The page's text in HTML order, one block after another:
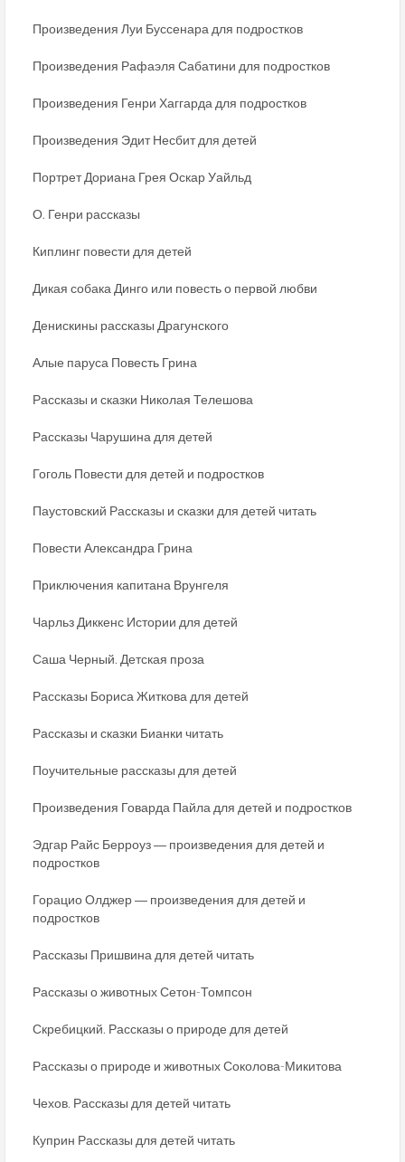
Произведения Луи Буссенара для подростков
Произведения Рафаэля Сабатини для подростков
Произведения Генри Хаггарда для подростков
Произведения Эдит Несбит для детей
Портрет Дориана Грея Оскар Уайльд
О. Генри рассказы
Киплинг повести для детей
Дикая собака Динго или повесть о первой любви
Денискины рассказы Драгунского
Алые паруса Повесть Грина
Рассказы и сказки Николая Телешова
Рассказы Чарушина для детей
Гоголь Повести для детей и подростков
Паустовский Рассказы и сказки для детей читать
Повести Александра Грина
Приключения капитана Врунгеля
Чарльз Диккенс Истории для детей
Саша Черный. Детская проза
Рассказы Бориса Житкова для детей
Рассказы и сказки Бианки читать
Поучительные рассказы для детей
Произведения Говарда Пайла для детей и подростков
Эдгар Райс Берроуз ― произведения для детей и
подростков
Горацио Олджер ― произведения для детей и
подростков
Рассказы Пришвина для детей читать
Рассказы о животных Сетон-Томпсон
Скребицкий. Рассказы о природе для детей
Рассказы о природе и животных Соколова-Микитова
Чехов. Рассказы для детей читать
Куприн Рассказы для детей читать